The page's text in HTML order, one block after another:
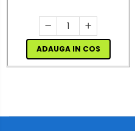
ADAUGA IN COS